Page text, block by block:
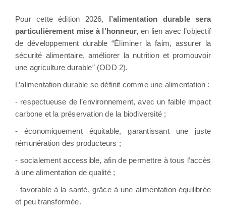
Pour cette édition 2026,
l’alimentation durable sera
particulièrement mise à l’honneur, en lien avec l’objectif
de développement durable “Éliminer la faim, assurer la
sécurité alimentaire, améliorer la nutrition et promouvoir
une agriculture durable” (ODD 2).
L’alimentation durable se définit comme une alimentation :
- respectueuse de l’environnement, avec un faible impact
carbone et la préservation de la biodiversité ;
- économiquement équitable, garantissant une juste
rémunération des producteurs ;
- socialement accessible, afin de permettre à tous l’accès
à une alimentation de qualité ;
- favorable à la santé, grâce à une alimentation équilibrée
et peu transformée.